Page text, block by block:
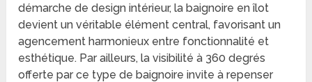
démarche de design intérieur, la baignoire en îlot
devient un véritable élément central, favorisant un
agencement harmonieux entre fonctionnalité et
esthétique. Par ailleurs, la visibilité à 360 degrés
offerte par ce type de baignoire invite à repenser